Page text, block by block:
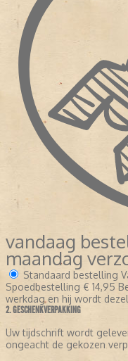
vandaag
maandag
Standaard bestelling
Spoedbestelling € 14,95
werkdag en hij wordt
2. GESCHENKVERPAKKING
Uw tijdschrift wordt
ongeacht de gekozen